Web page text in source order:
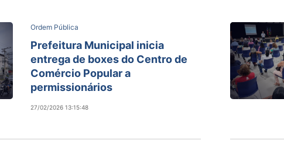
Ordem Pública
Prefeitura Municipal inicia
entrega de boxes do Centro de
Comércio Popular a
permissionários
27/02/2026 13:15:48